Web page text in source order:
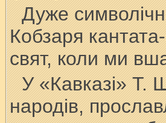
Дуже
Кобзаря
свят, коли ми
У «Кавказі» Т.
народів,